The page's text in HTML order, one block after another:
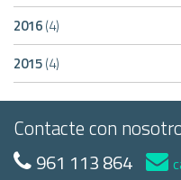
2016(4)
2015(4)
Contacte con
961 113 864